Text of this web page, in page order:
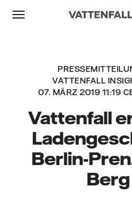
Überspringen
Zurück zur Hauptnavigation
Gehe zur Fußzeile
VATTENFALL
07. MÄRZ 2019 11:19
Vattenfall
Berlin-
Berg
Zurück zur Hauptnavigation